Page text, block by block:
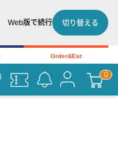
Web版で続行 切り替える
Order&Eat